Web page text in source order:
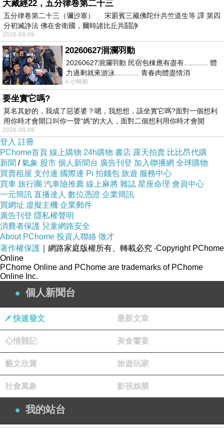
大藏經22，五分律卷第二十三
五分律卷第二十三（彌沙塞） 宋罽賓三藏佛陀什共竺道生等 譯 第四
分初滅諍法 佛在舍衛國，爾時諸比丘共鬪諍
2026-08-09
20260627洄瀾羽動
20260627洄瀾羽動 民宿包棟應有盡有............ 體
力過剩就來游泳............ 青春肉體盡情消
磨............ 晚餐不必
4 小時前
要坐實它嗎?
莫名其妙的，我成了惡婆婆？嗯，我想想，該坐實它嗎?面對一個想利
用你時才會開口叫你一聲“媽"的大人，面對二個想利用你時才會開
2026-08-09
登入 註冊
PChome首頁 線上購物 24h購物 書店 露天拍賣 比比昂代購
新聞 /氣象 股市 個人新聞台 廣告刊登 加入聯播網 全球購物
買賣租屋 支付連 國際連 Pi 拍錢包 旅遊 服務中心
買車 旅行團 汽車險推薦 線上麻將 雜誌 星座命理 會員中心
一元簡訊 直播達人 數位憑證 企業簡訊
買網址 虛擬主機 企業郵件
廣告刊登 隱私權聲明
消費者保護 兒童網路安全
About PChome 投資人聯絡 徵才
著作權保護 ｜網路家庭版權所有、轉載必究 ‧Copyright PChome
Online
PChome Online and PChome are trademarks of PChome
Online Inc.
個人新聞台
快速發文 最新文章
心情雜記 美食饗宴
藝文欣賞 旅遊玩家
社會萬象 影視娛樂
我的站台